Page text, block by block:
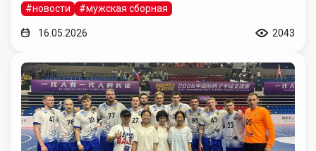
#новости #мужская сборная
16.05.2026 2043